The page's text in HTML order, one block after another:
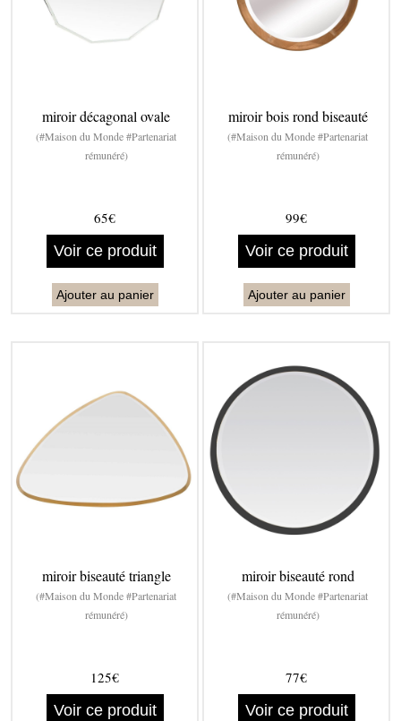
miroir décagonal ovale
(#Maison du Monde #Partenariat
rémunéré)
65€
Voir ce produit
Ajouter au panier
miroir bois rond biseauté
(#Maison du Monde #Partenariat
rémunéré)
99€
Voir ce produit
Ajouter au panier
miroir biseauté triangle
(#Maison du Monde #Partenariat
rémunéré)
125€
Voir ce produit
miroir biseauté rond
(#Maison du Monde #Partenariat
rémunéré)
77€
Voir ce produit